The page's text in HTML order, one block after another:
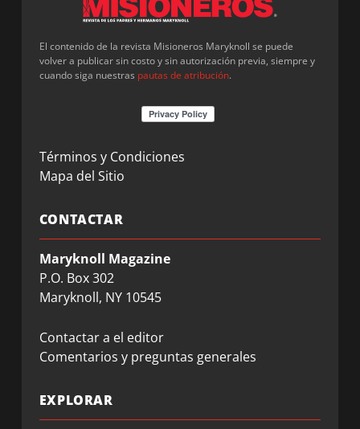
El contenido de la revista Misioneros Maryknoll se puede
volver a publicar sin costo y sin autorización previa, siempre y
cuando siga nuestras pautas de atribución.
Términos y Condiciones
Mapa del Sitio
CONTACTAR
Maryknoll Magazine
P.O. Box 302
Maryknoll, NY 10545
Contactar a el editor
Comentarios y preguntas generales
EXPLORAR